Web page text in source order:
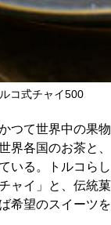
コ式チャイ500
つて世界中の果物
界各国のお茶と、
いる。トルコらし
ャイ」と、伝統菓
希望のスイーツを